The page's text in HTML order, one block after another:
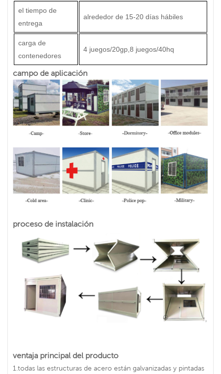
el tiempo de
entrega
alrededor de 15-20 días hábiles
carga de
contenedores
4 juegos/20gp,8 juegos/40hq
campo de aplicación
proceso de instalación
ventaja principal del producto
1.todas las estructuras de acero están galvanizadas y pintadas